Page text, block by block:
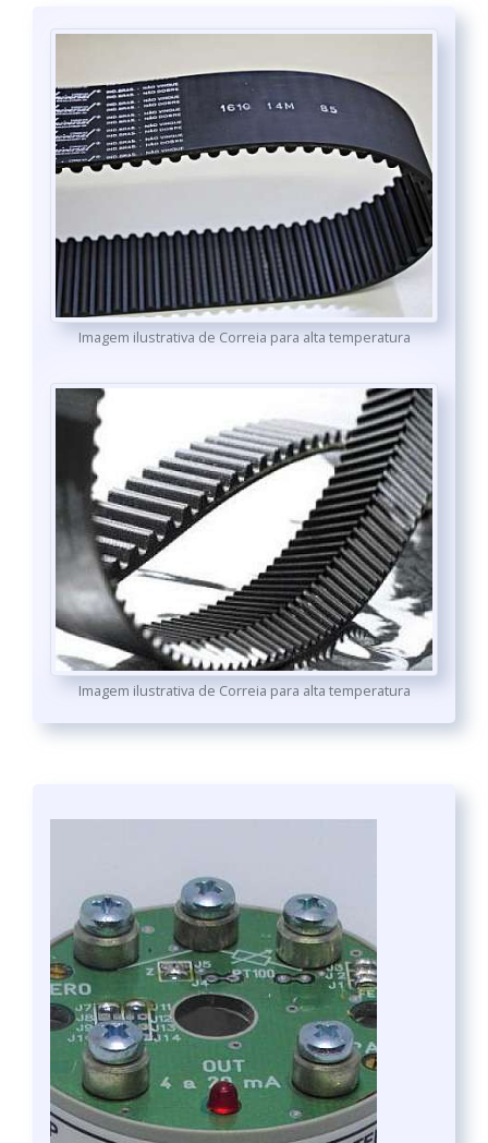
Imagem ilustrativa de Correia para alta temperatura
Imagem ilustrativa de Correia para alta temperatura